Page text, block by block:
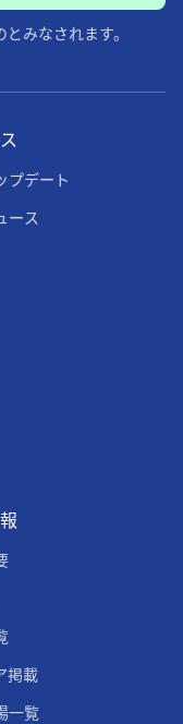
みなされます。
プデート
ース
掲載
一覧